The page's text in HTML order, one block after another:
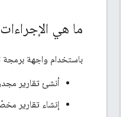
ما هي
باستخدام واجهة برمجة
أنشئ تقارير
إنشاء تقارير